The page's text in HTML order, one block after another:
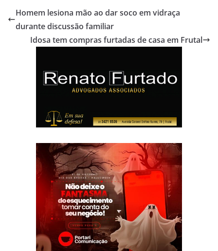
Homem lesiona mão ao dar soco em vidraça
durante discussão familiar
Idosa tem compras furtadas de casa em Frutal